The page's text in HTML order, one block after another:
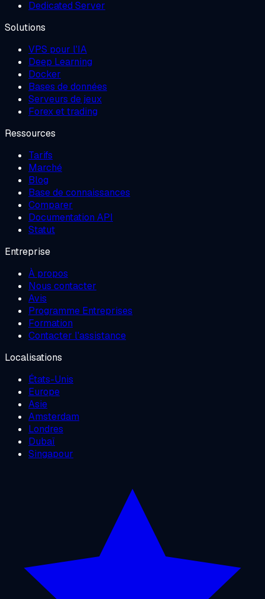
Dedicated Server
Solutions
VPS pour l'IA
Deep Learning
Docker
Bases de données
Serveurs de jeux
Forex et trading
Ressources
Tarifs
Marché
Blog
Base de connaissances
Comparer
Documentation API
Statut
Entreprise
À propos
Nous contacter
Avis
Programme Entreprises
Formation
Contacter l'assistance
Localisations
États-Unis
Europe
Asie
Amsterdam
Londres
Dubaï
Singapour